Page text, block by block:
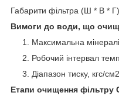
Габарити фільтра (Ш * В *
Вимоги до води, що
Максимальна
Робочий інтервал
Діапазон тиску, кгс/
Етапи очищення фільтру